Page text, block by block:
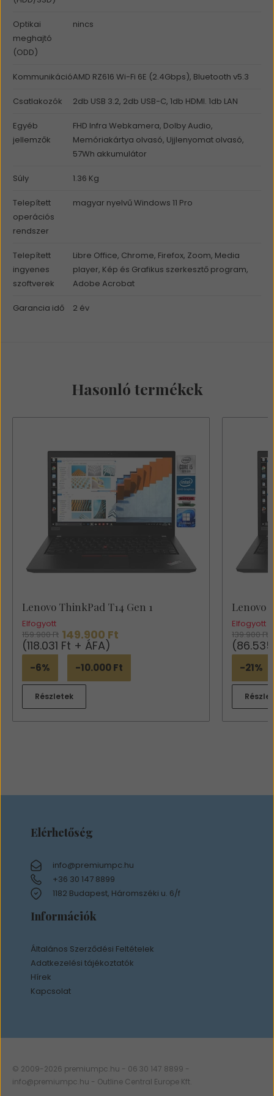
Optikai
meghajtó
(ODD)
nincs
KommunikációAMD RZ616 Wi-Fi 6E (2.4Gbps), Bluetooth v5.3
Csatlakozók 2db USB 3.2, 2db USB-C, 1db HDMI. 1db LAN
Egyéb
jellemzők
FHD Infra Webkamera, Dolby Audio,
Memóriakártya olvasó, Ujjlenyomat olvasó,
57Wh akkumulátor
Súly 1.36 Kg
Telepített
operációs
rendszer
magyar nyelvű Windows 11 Pro
Telepített
ingyenes
szoftverek
Libre Office, Chrome, Firefox, Zoom, Media
player, Kép és Grafikus szerkesztő program,
Adobe Acrobat
Garancia idő 2 év
Írja meg véleményét!
Értékelem a terméket
Hasonló termékek
Lenovo ThinkPad T14 Gen 1
Elfogyott
159.900 Ft 149.900 Ft
(118.031 Ft + ÁFA)
-6% -10.000 Ft
Részletek
Lenovo
Elfogyott
139.900 Ft
-21%
Elérhetőség
info@premiumpc.hu
+36 30 147 8899
1182 Budapest, Háromszéki u. 6/f
Információk
Általános Szerződési Feltételek
Adatkezelési tájékoztatók
Hírek
Kapcsolat
© 2009-2026 premiumpc.hu - 06 30 147 8899 -
info@premiumpc.hu - Outline Central Europe Kft.